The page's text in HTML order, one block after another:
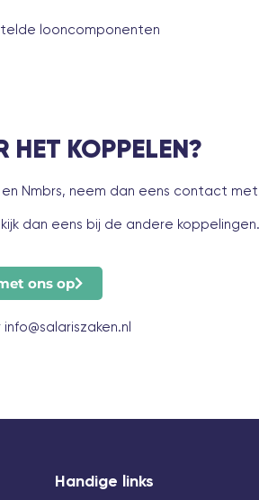
looncomponenten
HET KOPPELEN?
Nmbrs, neem dan eens contact
dan eens bij de andere koppelingen.
ons op
Handige links